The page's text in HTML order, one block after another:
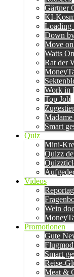
Gärtner
KI-
Down
Move
Watts On
Rat der
Work in
Top Job
Smart
Quiz
Mini-
Quizz
Videos
Wein
Promotionen
Gute
Smart
Reise-
Meat &